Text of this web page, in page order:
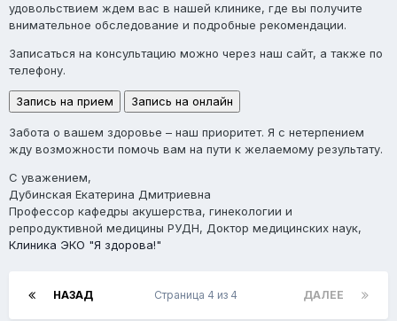
удовольствием ждем вас в нашей клинике, где вы получите
внимательное обследование и подробные рекомендации.
Записаться на консультацию можно через наш сайт, а также по
телефону.
Запись на прием Запись на онлайн
Забота о вашем здоровье – наш приоритет. Я с нетерпением
жду возможности помочь вам на пути к желаемому результату.
С уважением,
Дубинская Екатерина Дмитриевна
Профессор кафедры акушерства, гинекологии и
репродуктивной медицины РУДН, Доктор медицинских наук,
Клиника ЭКО "Я здорова!"
НАЗАД ДАЛЕЕ
Страница 4 из 4